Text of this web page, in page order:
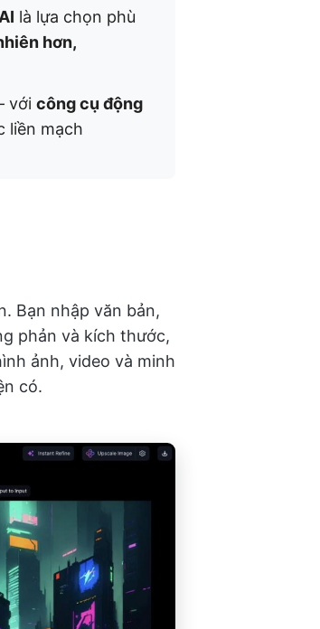
là lựa chọn phù
hơn,
với công cụ động
liền mạch
Bạn nhập văn bản,
phản và kích thước,
ảnh, video và minh
có.